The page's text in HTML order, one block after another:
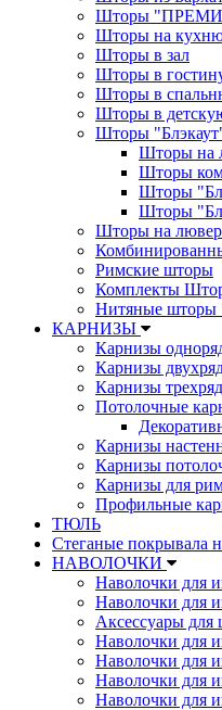
Шторы
Шторы на
Шторы в зал
Шторы в
Шторы в
Шторы в
Шторы
Шторы на
Шторы
Шторы
Шторы
Шторы на
Римские шторы
Комплекты
Нитяные шторы
КАРНИЗЫ
Карнизы
Карнизы
Карнизы
Потолочные
Карнизы
Карнизы
Карнизы для
Профильные
ТЮЛЬ
Стеганые покрывала
НАВОЛОЧКИ
Наволочки для
Наволочки для
Аксессуары для
Наволочки для
Наволочки для
Наволочки для
Наволочки для